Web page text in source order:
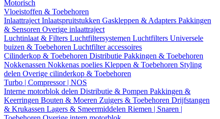
Motorisch
Vloeistoffen & Toebehoren
Inlaattraject Inlaatspruitstukken Gaskleppen & Adapters Pakkingen
& Sensoren Overige inlaattraject
Luchtinlaat & Filters Luchtfiltersystemen Luchtfilters Universele
buizen & Toebehoren Luchtfilter accessoires
Cilinderkop & Toebehoren Distributie Pakkingen & Toebehoren
Nokkenassen Nokkenas poelies Kleppen & Toebehoren Styling
delen Overige cilinderkop & Toebehoren
Turbo | Compressor | NOS
Interne motorblok delen Distributie & Pompen Pakkingen &
Keerringen Bouten & Moeren Zuigers & Toebehoren Drijfstangen
& Krukassen Lagers & Smeermiddelen Riemen | Snaren |